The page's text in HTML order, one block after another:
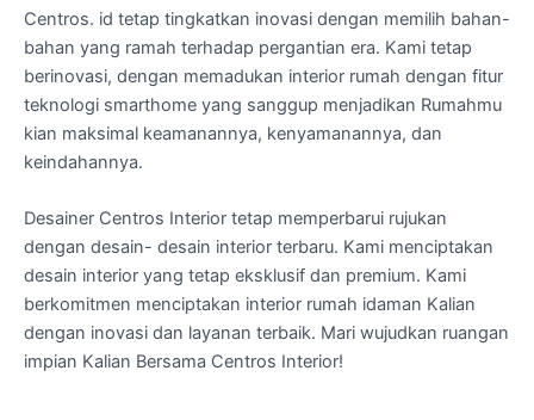
Centros. id tetap tingkatkan inovasi dengan memilih bahan-
bahan yang ramah terhadap pergantian era. Kami tetap
berinovasi, dengan memadukan interior rumah dengan fitur
teknologi smarthome yang sanggup menjadikan Rumahmu
kian maksimal keamanannya, kenyamanannya, dan
keindahannya.
Desainer Centros Interior tetap memperbarui rujukan
dengan desain- desain interior terbaru. Kami menciptakan
desain interior yang tetap eksklusif dan premium. Kami
berkomitmen menciptakan interior rumah idaman Kalian
dengan inovasi dan layanan terbaik. Mari wujudkan ruangan
impian Kalian Bersama Centros Interior!